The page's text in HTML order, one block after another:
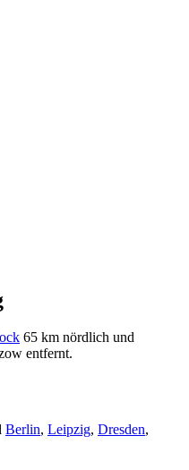
65 km nördlich und
entfernt.
Berlin, Leipzig, Dresden,